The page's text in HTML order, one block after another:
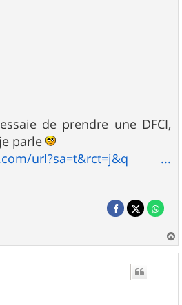
de prendre une DFCI,
parle
url?sa=t&rct=j&q ...
a